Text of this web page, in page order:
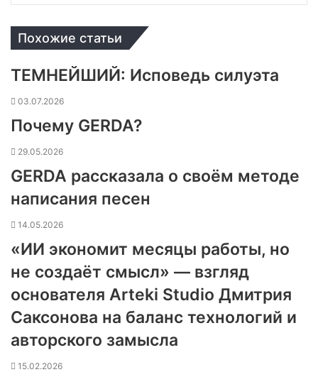
Похожие статьи
ТЕМНЕЙШИЙ: Исповедь силуэта
03.07.2026
Почему GERDA?
29.05.2026
GERDA рассказала о своём методе
написания песен
14.05.2026
«ИИ экономит месяцы работы, но
не создаёт смысл» — взгляд
основателя Arteki Studio Дмитрия
Саксонова на баланс технологий и
авторского замысла
15.02.2026